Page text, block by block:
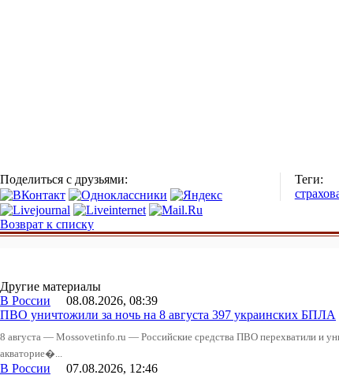
Поделиться с друзьями:
Теги:
Возврат к списку
Другие материалы
В России 08.08.2026, 08:39
ПВО уничтожили за ночь на 8 августа 397 украинских БПЛА
8 августа — Mossovetinfo.ru — Российские средства ПВО перехватили и
акваторие�...
В России 07.08.2026, 12:46